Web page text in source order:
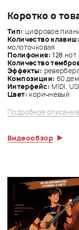
Коротко о
Тип: цифровое
Количество
молоточковая
Полифония:128 нот
Количество
Эффекты:
Композиции: 60
Интерфейс: MIDI,
Цвет: коричневый
Подробное описание
Видеообзор